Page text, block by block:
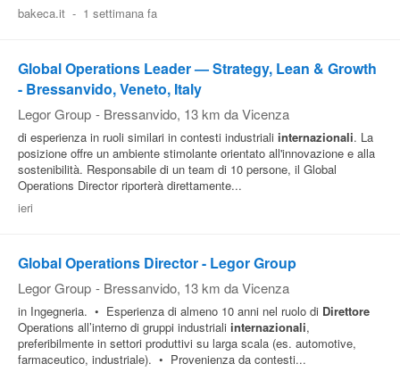
bakeca.it - 1 settimana fa
Global Operations Leader — Strategy, Lean & Growth
- Bressanvido, Veneto, Italy
Legor Group - Bressanvido, 13 km da Vicenza
di esperienza in ruoli similari in contesti industriali internazionali. La
posizione offre un ambiente stimolante orientato all'innovazione e alla
sostenibilità. Responsabile di un team di 10 persone, il Global
Operations Director riporterà direttamente...
ieri
Global Operations Director - Legor Group
Legor Group - Bressanvido, 13 km da Vicenza
in Ingegneria. • Esperienza di almeno 10 anni nel ruolo di Direttore
Operations all’interno di gruppi industriali internazionali,
preferibilmente in settori produttivi su larga scala (es. automotive,
farmaceutico, industriale). • Provenienza da contesti...